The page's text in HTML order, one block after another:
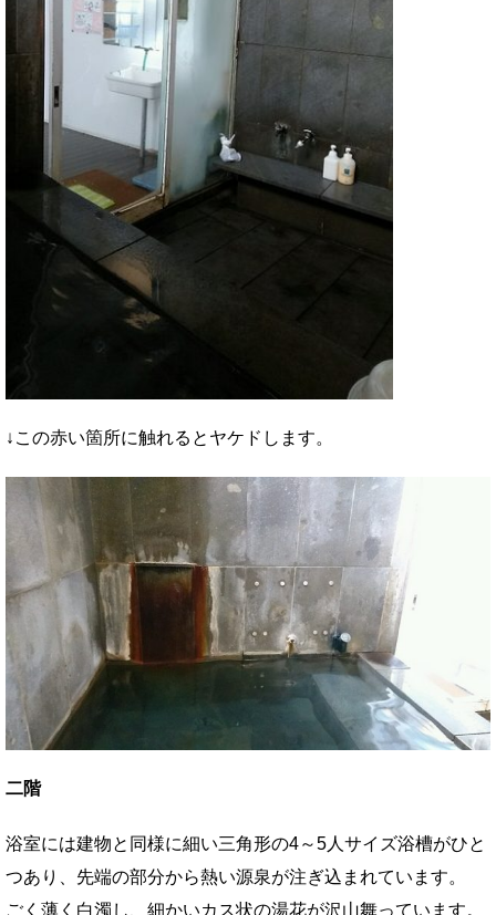
↓この赤い箇所に触れるとヤケドします。
二階
浴室には建物と同様に細い三角形の4～5人サイズ浴槽がひと
つあり、先端の部分から熱い源泉が注ぎ込まれています。
ごく薄く白濁し、細かいカス状の湯花が沢山舞っています。